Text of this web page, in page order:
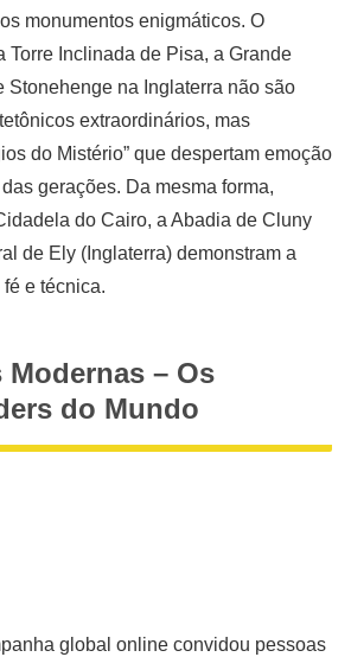
monumentos enigmáticos. O
Torre Inclinada de Pisa, a Grande
Stonehenge na Inglaterra não são
extraordinários, mas
do Mistério” que despertam emoção
gerações. Da mesma forma,
do Cairo, a Abadia de Cluny
de Ely (Inglaterra) demonstram a
e técnica.
Modernas – Os
do Mundo
global online convidou pessoas